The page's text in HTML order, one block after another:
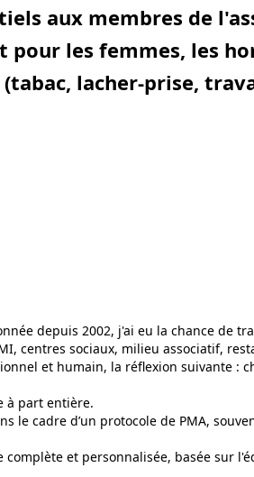
aux membres de
les femmes, les
lacher-prise,
depuis 2002, j'ai eu la chance de
centres sociaux, milieu associatif,
et humain, la réflexion suivante :
à part entière.
le cadre d’un protocole de PMA,
et personnalisée, basée sur